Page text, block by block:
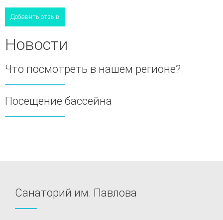
Добавить отзыв
Новости
Что посмотреть в нашем регионе?
Посещение бассейна
Санаторий им. Павлова